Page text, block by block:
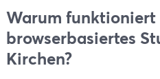
Warum funktioniert
browserbasiertes
Kirchen?